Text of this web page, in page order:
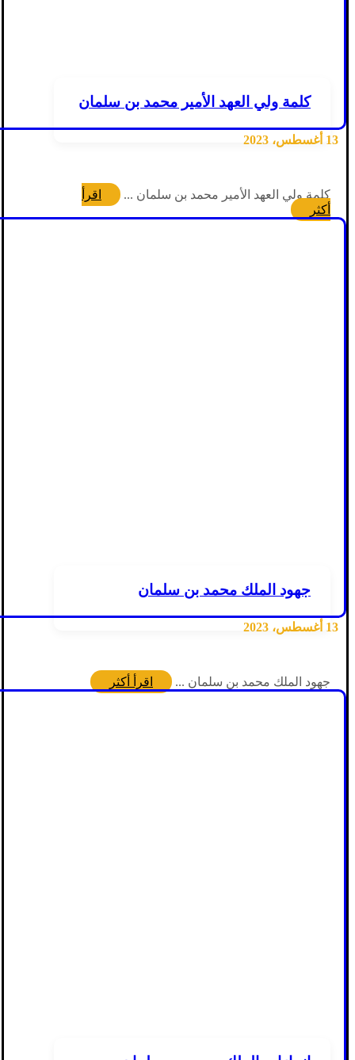
كلمة ولي العهد الأمير محمد بن سلمان
13 أغسطس، 2023
كلمة ولي العهد الأمير محمد بن سلمان ...
اقرأ
أكثر
جهود الملك محمد بن سلمان
13 أغسطس، 2023
جهود الملك محمد بن سلمان ... اقرأ أكثر